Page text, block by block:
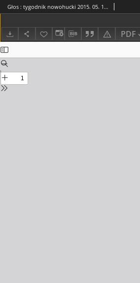
PDF
Głos : tygodnik nowohucki 2015. 05. 15, nr 20